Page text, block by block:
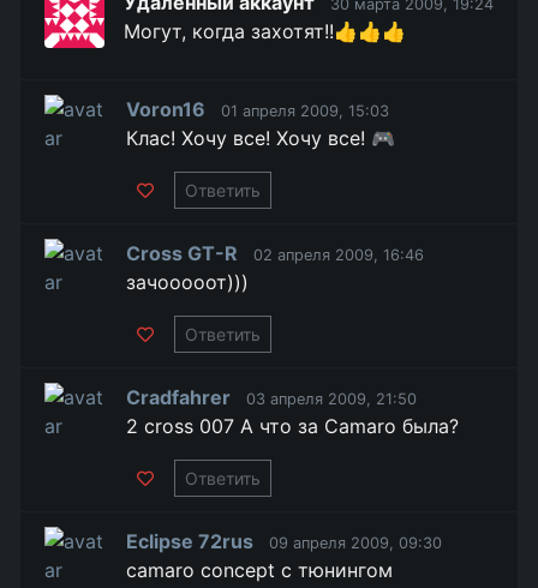
30 марта 2009, 19:24
Могут, когда захотят!!👍👍👍
Voron16 01 апреля 2009, 15:03
Клас! Хочу все! Хочу все! 🎮
Ответить
Cross GT-R 02 апреля 2009, 16:46
зачооооот)))
Ответить
Cradfahrer 03 апреля 2009, 21:50
2 cross 007 А что за Camaro была?
Ответить
Eclipse 72rus 09 апреля 2009, 09:30
camaro concept с тюнингом